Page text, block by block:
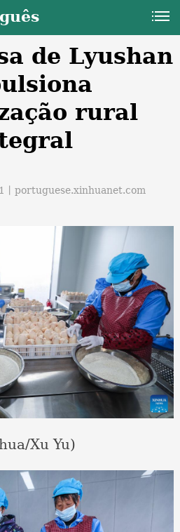
de Lyushan
rural
丨portuguese.xinhuanet.com
Xu Yu)